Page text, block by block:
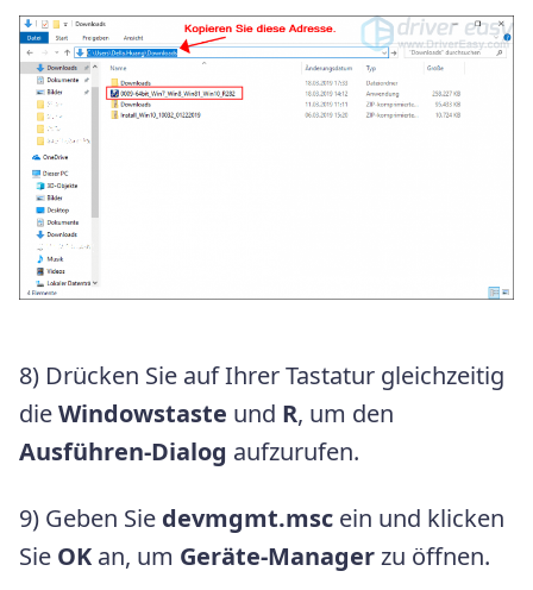
8) Drücken Sie auf Ihrer Tastatur gleichzeitig
dieWindowstaste und R, um den
Ausführen-Dialog aufzurufen.
9) Geben Sie devmgmt.msc ein und klicken
Sie OK an, um Geräte-Managerzu öffnen.